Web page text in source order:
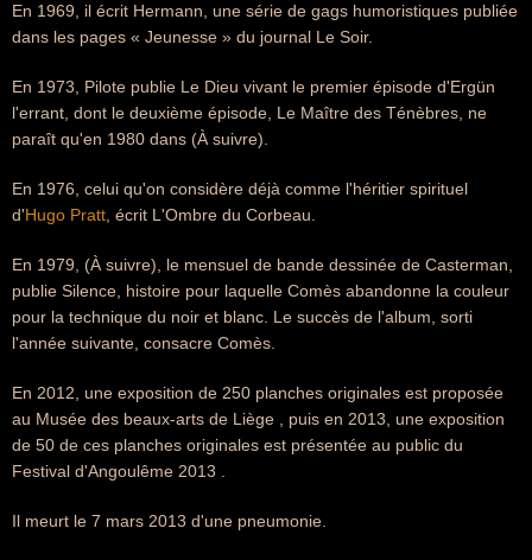
En 1969, il écrit Hermann, une série de gags humoristiques publiée
dans les pages « Jeunesse » du journal Le Soir.
En 1973, Pilote publie Le Dieu vivant le premier épisode d'Ergün
l'errant, dont le deuxième épisode, Le Maître des Ténèbres, ne
paraît qu'en 1980 dans (À suivre).
En 1976, celui qu'on considère déjà comme l'héritier spirituel
d'Hugo Pratt , écrit L'Ombre du Corbeau.
En 1979, (À suivre), le mensuel de bande dessinée de Casterman,
publie Silence, histoire pour laquelle Comès abandonne la couleur
pour la technique du noir et blanc. Le succès de l'album, sorti
l'année suivante, consacre Comès.
En 2012, une exposition de 250 planches originales est proposée
au Musée des beaux-arts de Liège , puis en 2013, une exposition
de 50 de ces planches originales est présentée au public du
Festival d'Angoulême 2013 .
Il meurt le 7 mars 2013 d'une pneumonie.